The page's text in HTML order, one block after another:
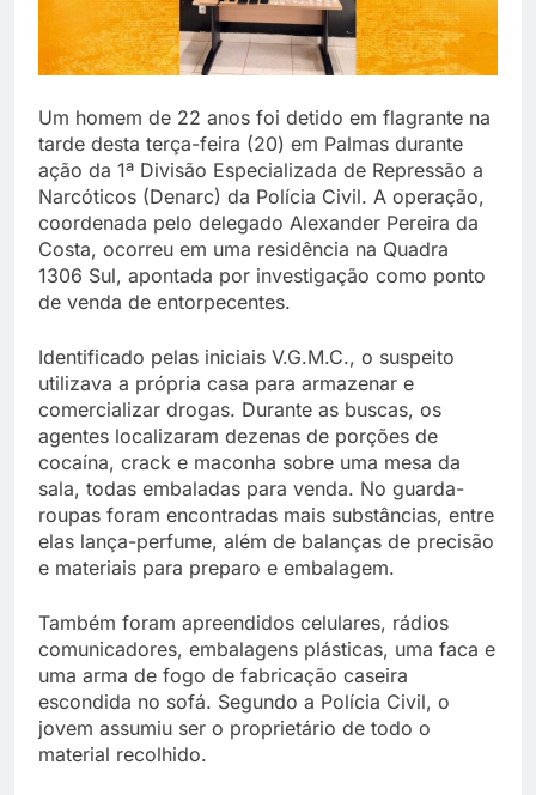
Um homem de 22 anos foi detido em flagrante na
tarde desta terça-feira (20) em Palmas durante
ação da 1ª Divisão Especializada de Repressão a
Narcóticos (Denarc) da Polícia Civil. A operação,
coordenada pelo delegado Alexander Pereira da
Costa, ocorreu em uma residência na Quadra
1306 Sul, apontada por investigação como ponto
de venda de entorpecentes.
Identificado pelas iniciais V.G.M.C., o suspeito
utilizava a própria casa para armazenar e
comercializar drogas. Durante as buscas, os
agentes localizaram dezenas de porções de
cocaína, crack e maconha sobre uma mesa da
sala, todas embaladas para venda. No guarda-
roupas foram encontradas mais substâncias, entre
elas lança-perfume, além de balanças de precisão
e materiais para preparo e embalagem.
Também foram apreendidos celulares, rádios
comunicadores, embalagens plásticas, uma faca e
uma arma de fogo de fabricação caseira
escondida no sofá. Segundo a Polícia Civil, o
jovem assumiu ser o proprietário de todo o
material recolhido.